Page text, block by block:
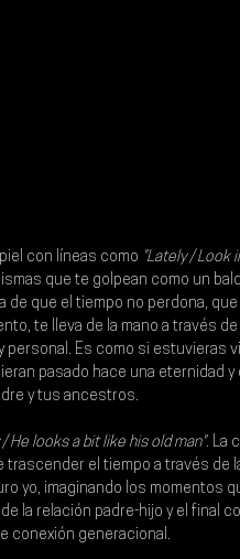
con líneas como "Lately / Look
que te golpean como un
de que el tiempo no perdona,
te lleva de la mano a través
Es como si estuvieras
pasado hace una eternidad y
y tus ancestros.
/ He looks a bit like his old man". La
el tiempo a través de
yo, imaginando los momentos
la relación padre-hijo y el final
conexión generacional.